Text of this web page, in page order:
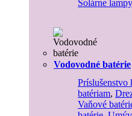
Solárne lampy
Vodovodné batérie
batériam,
Vaňové